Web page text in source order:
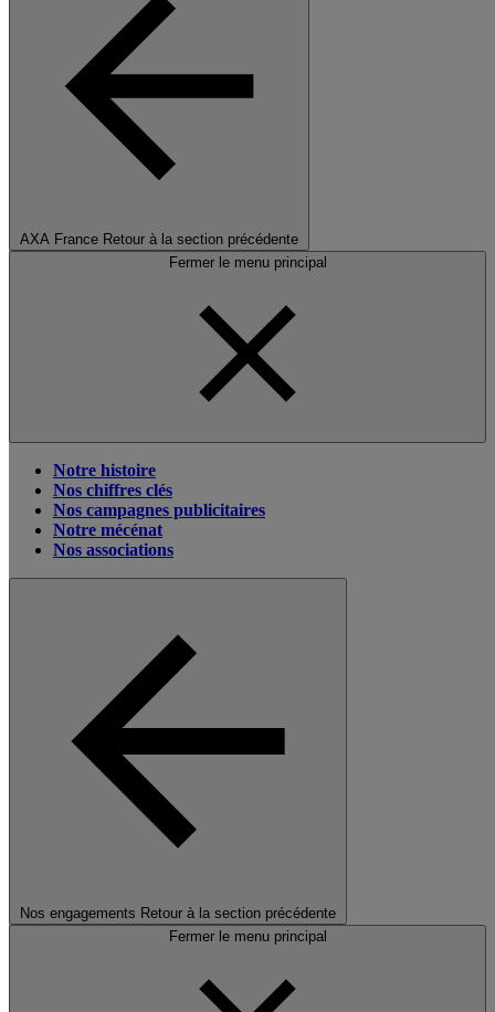
AXA France Retour à la section précédente
Fermer le menu principal
Notre histoire
Nos chiffres clés
Nos campagnes publicitaires
Notre mécénat
Nos associations
Nos engagements Retour à la section précédente
Fermer le menu principal